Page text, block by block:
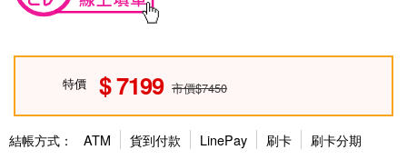
特價 7199 市價$7450
結帳方式： ATM 貨到付款 LinePay 刷卡 刷卡分期